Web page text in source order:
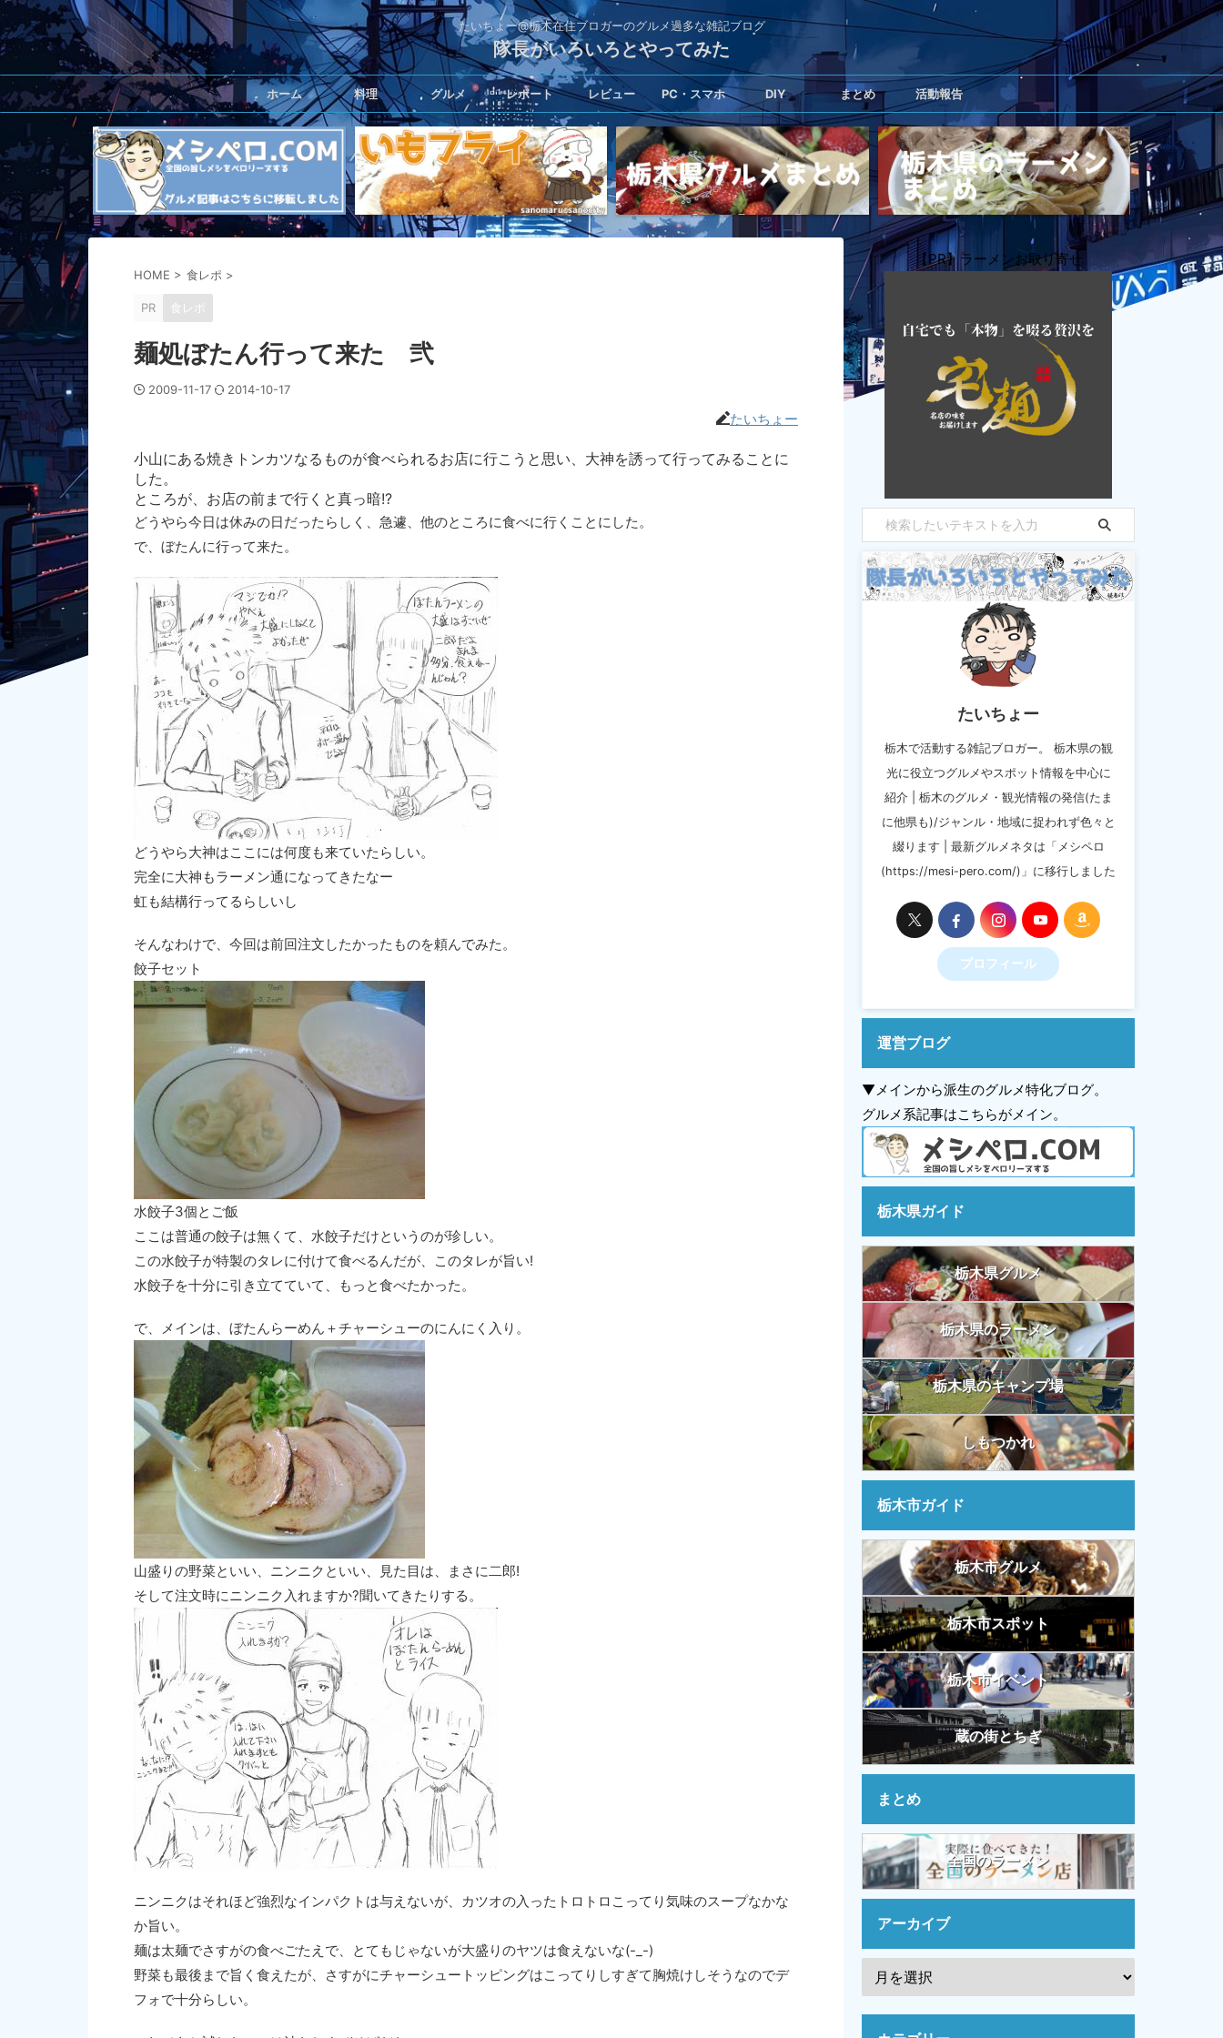
たいちょー@栃木在住ブロガーのグルメ過多な雑記ブログ
隊長がいろいろとやってみた
ホーム 料理 グルメ レポート レビュー PC・スマホ DIY まとめ 活動報告
HOME > 食レポ >
PR 食レポ
麺処ぼたん行って来た 弐
2009-11-17 2014-10-17
たいちょー
小山にある焼きトンカツなるものが食べられるお店に行こうと思い、大神を誘って行ってみることに
した。
ところが、お店の前まで行くと真っ暗!?
どうやら今日は休みの日だったらしく、急遽、他のところに食べに行くことにした。
で、ぼたんに行って来た。
どうやら大神はここには何度も来ていたらしい。
完全に大神もラーメン通になってきたなー
虹も結構行ってるらしいし
そんなわけで、今回は前回注文したかったものを頼んでみた。
餃子セット
水餃子3個とご飯
ここは普通の餃子は無くて、水餃子だけというのが珍しい。
この水餃子が特製のタレに付けて食べるんだが、このタレが旨い!
水餃子を十分に引き立てていて、もっと食べたかった。
で、メインは、ぼたんらーめん＋チャーシューのにんにく入り。
山盛りの野菜といい、ニンニクといい、見た目は、まさに二郎!
そして注文時にニンニク入れますか?聞いてきたりする。
ニンニクはそれほど強烈なインパクトは与えないが、カツオの入ったトロトロこってり気味のスープなかな
か旨い。
麺は太麺でさすがの食べごたえで、とてもじゃないが大盛りのヤツは食えないな(-_-)
野菜も最後まで旨く食えたが、さすがにチャーシュートッピングはこってりしすぎて胸焼けしそうなのでデ
フォで十分らしい。
【PR】ラーメンお取り寄せ
たいちょー
栃木で活動する雑記ブロガー。 栃木県の観
光に役立つグルメやスポット情報を中心に
紹介 | 栃木のグルメ・観光情報の発信(たま
に他県も)/ジャンル・地域に捉われず色々と
綴ります | 最新グルメネタは「メシペロ
(https://mesi-pero.com/)」に移行しました
プロフィール
運営ブログ
▼メインから派生のグルメ特化ブログ。
グルメ系記事はこちらがメイン。
栃木県ガイド
栃木県グルメ
栃木県のラーメン
栃木県のキャンプ場
しもつかれ
栃木市ガイド
栃木市グルメ
栃木市スポット
栃木市イベント
蔵の街とちぎ
まとめ
全国のラーメン
アーカイブ